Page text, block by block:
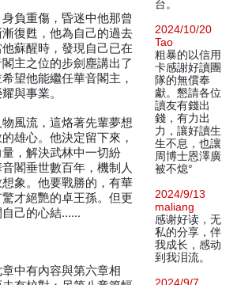
負重傷，昏迷中他那曾
復甦，他為自己的過去
蘇醒時，發現自己已在
主之位的步劍塵講出了
望他能繼任華音閣主，
與事業。
風流，這烙著先輩夢想
雄心。他決定留下來，
，解決武林中一切紛
閣垂世數百年，機制人
象。他要戰勝的，有華
才絕艷的卓王孫。但更
自己的心結……
中有內容與第六章相
台。
2024/10/20
Tao
粗暴的以信用
卡感謝好讀團
隊的無償奉
獻。懇請各位
讀友有錢出
錢，有力出
力，讓好讀生
生不息，也讓
周博士恩澤廣
被不熄°
2024/9/13
maliang
感谢好读，无
私的分享，伴
我成长，感动
到我泪流。